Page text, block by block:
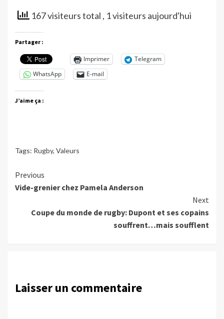
167 visiteurs total , 1 visiteurs aujourd'hui
Partager :
Imprimer
Telegram
WhatsApp
E-mail
J’aime ça :
Tags: Rugby, Valeurs
Continue
Reading
Previous
Vide-grenier chez Pamela Anderson
Next
Coupe du monde de rugby: Dupont et ses copains
souffrent…mais soufflent
Laisser un commentaire